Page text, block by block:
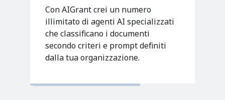
Con AIGrant crei un numero
illimitato di agenti AI specializzati
che classificano i documenti
secondo criteri e prompt definiti
dalla tua organizzazione.